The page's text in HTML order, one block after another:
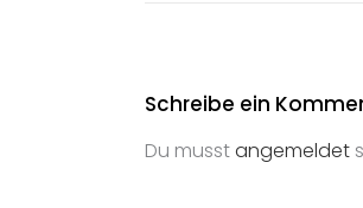
Schreibe ein
Du musstangemeldet